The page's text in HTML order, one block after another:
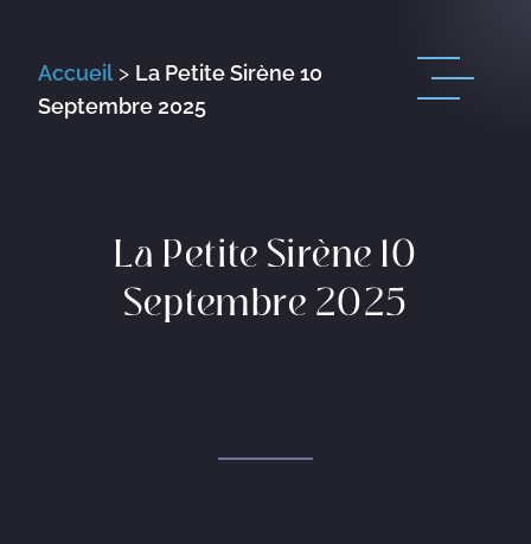
Accueil> La Petite Sirène 10
Septembre 2025
La Petite Sirène 10
Septembre 2025